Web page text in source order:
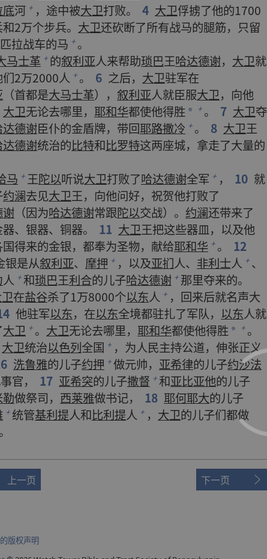
底河 + ， 途中被大卫打败。 4 大卫俘掳了他的1700
和2万个步兵。 大卫还砍断了所有战马的腿筋， 只留
匹拉战车的马 + 。
马士革 + 的叙利亚人来帮助琐巴王哈达德谢， 大卫就
2万2000人 + 。 6 之后， 大卫驻军在
（首都是大马士革）， 叙利亚人就臣服大卫， 向他
大卫无论去哪里， 耶和华都使他得胜 * + 。 7 大卫夺
达德谢臣仆的金盾牌， 带回耶路撒冷 + 。 8 大卫王
达德谢统治的比特和比罗特这两座城， 拿走了大量的
马 + 王陀以听说大卫打败了哈达德谢全军 + ， 10 就
约澜去见大卫王， 向他问好， 祝贺他打败了
谢 （因为哈达德谢常跟陀以交战）。 约澜还带来了
器、 银器、 铜器。 11 大卫王把这些器皿， 以及他
国得来的金银， 都奉为圣物， 献给耶和华 + 。
12
银是从叙利亚、 摩押 + ， 以及亚扪人、 非利士人 + 、
人 + 和琐巴王利合的儿子哈达德谢 + 那里夺来的。
在盐谷杀了1万8000个以东人 + ， 回来后就名声大
他驻军以东， 在以东全境都驻扎了军队， 以东人就
大卫 + 。 大卫无论去哪里， 耶和华都使他得胜 * + 。
大卫统治以色列全国 + ， 为人民主持公道， 伸张正义
洗鲁雅的儿子约押 + 做元帅， 亚希律的儿子约沙法
官， 17 亚希突的儿子撒督 + 和亚比亚他的儿子
做祭司， 西莱雅做书记， 18 耶何耶大的儿子
+ 统管基利提人和比利提人 + ， 大卫的儿子们都做
。
上一页 下一页
版权声明